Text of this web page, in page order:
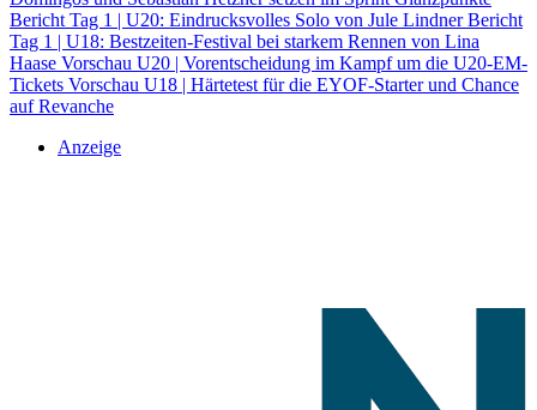
Bericht Tag 1 | U20: Eindrucksvolles Solo von Jule LindnerBericht
Tag 1 | U18: Bestzeiten-Festival bei starkem Rennen von Lina
Haase Vorschau U20 | Vorentscheidung im Kampf um die U20-EM-
Tickets Vorschau U18 | Härtetest für die EYOF-Starter und Chance
auf Revanche
Anzeige